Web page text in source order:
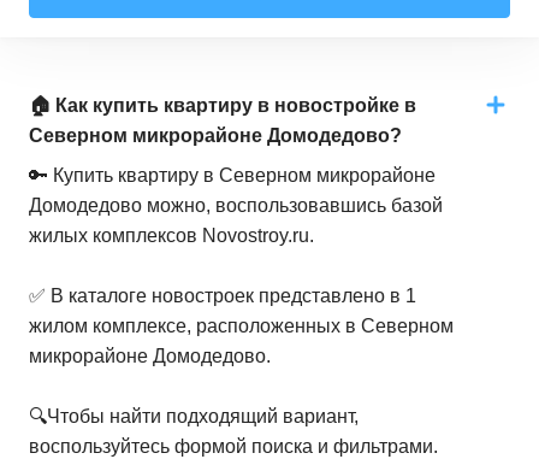
🏠 Как купить квартиру в новостройке в
Северном микрорайоне Домодедово?
🔑 Купить квартиру в Северном микрорайоне
Домодедово можно, воспользовавшись базой
жилых комплексов Novostroy.ru.
✅ В каталоге новостроек представлено в 1
жилом комплексе, расположенных в Северном
микрорайоне Домодедово.
🔍Чтобы найти подходящий вариант,
воспользуйтесь формой поиска и фильтрами.